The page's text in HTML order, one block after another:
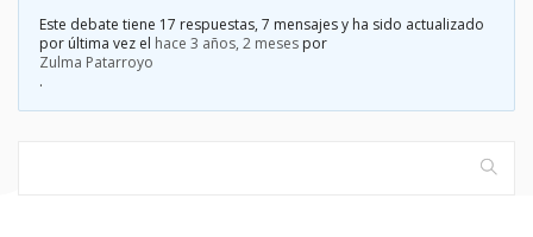
Este debate tiene 17 respuestas, 7 mensajes y ha sido actualizado
por última vez el hace 3 años, 2 meses por
Zulma Patarroyo
.